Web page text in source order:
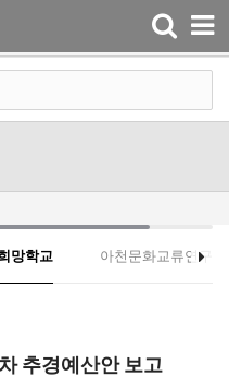
Toggle
navigation
망학교 아천문화교류연구소
추경예산안 보고